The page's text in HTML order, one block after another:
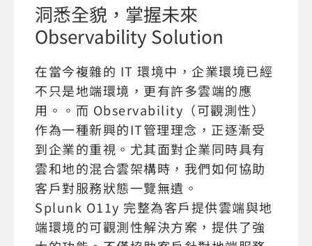
洞悉全貌，掌握未來
Observability Solution
在當今複雜的 IT 環境中，企業環境已經
不只是地端環境，更有許多雲端的應
用。。而 Observability（可觀測性）
作為一種新興的IT管理理念，正逐漸受
到企業的重視。尤其面對企業同時具有
雲和地的混合雲架構時，我們如何協助
客戶對服務狀態一覽無遺。
Splunk O11y 完整為客戶提供雲端與地
端環境的可觀測性解決方案，提供了強